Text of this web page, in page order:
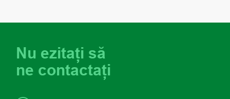
Nu ezitați să
ne contactați